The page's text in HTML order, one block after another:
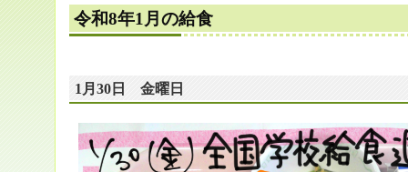
令和8年1月の給食
1月30日 金曜日